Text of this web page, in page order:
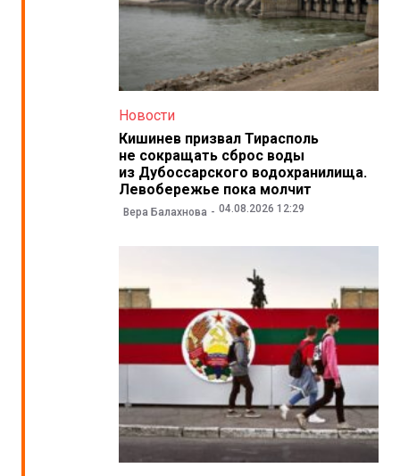
Новости
Кишинев призвал Тирасполь
не сокращать сброс воды
из Дубоссарского водохранилища.
Левобережье пока молчит
Вера Балахнова 04.08.2026 12:29